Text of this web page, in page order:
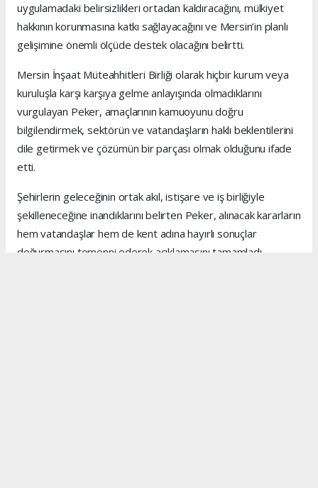
uygulamadaki belirsizlikleri ortadan kaldıracağını, mülkiyet
hakkının korunmasına katkı sağlayacağını ve Mersin’in planlı
gelişimine önemli ölçüde destek olacağını belirtti.
Mersin İnşaat Müteahhitleri Birliği olarak hiçbir kurum veya
kuruluşla karşı karşıya gelme anlayışında olmadıklarını
vurgulayan Peker, amaçlarının kamuoyunu doğru
bilgilendirmek, sektörün ve vatandaşların haklı beklentilerini
dile getirmek ve çözümün bir parçası olmak olduğunu ifade
etti.
Şehirlerin geleceğinin ortak akıl, istişare ve iş birliğiyle
şekilleneceğine inandıklarını belirten Peker, alınacak kararların
hem vatandaşlar hem de kent adına hayırlı sonuçlar
doğurmasını temenni ederek açıklamasını tamamladı.